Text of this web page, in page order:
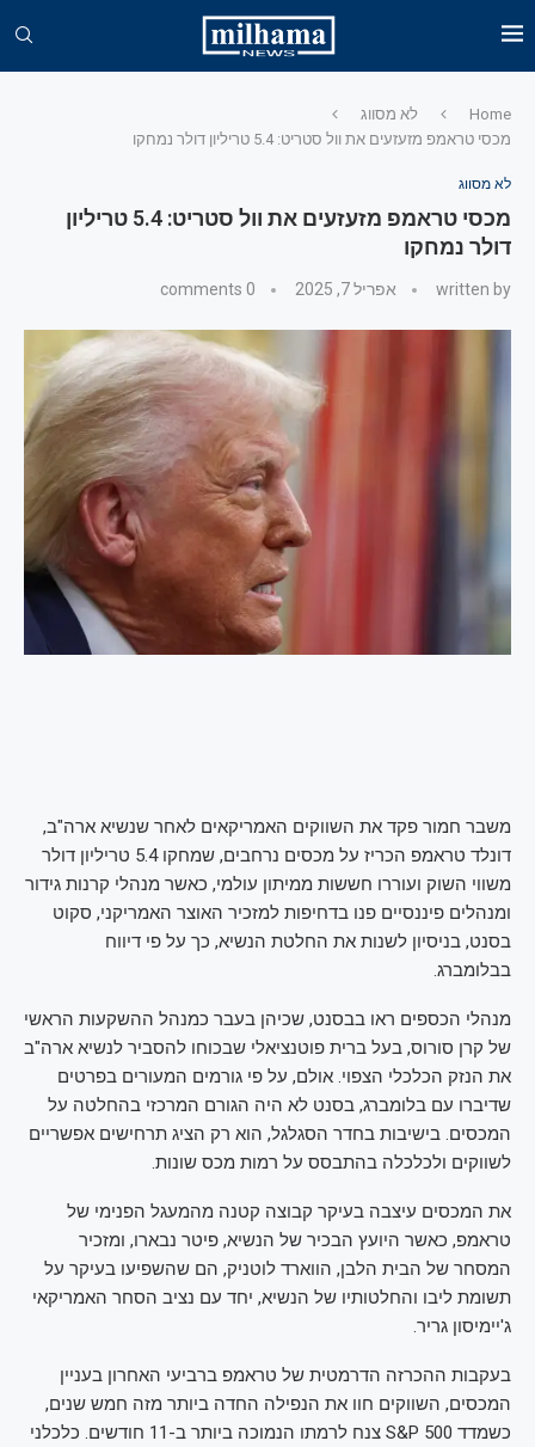
Home
לא מסווג
מכסי טראמפ מזעזעים את וול סטריט: 5.4 טריליון דולר נמחקו
לא מסווג
מכסי טראמפ מזעזעים את וול סטריט: 5.4 טריליון
דולר נמחקו
written by אפריל 7, 2025 0 comments
משבר חמור פקד את השווקים האמריקאים לאחר שנשיא ארה"ב,
דונלד טראמפ הכריז על מכסים נרחבים, שמחקו 5.4 טריליון דולר
משווי השוק ועוררו חששות ממיתון עולמי, כאשר מנהלי קרנות גידור
ומנהלים פיננסיים פנו בדחיפות למזכיר האוצר האמריקני, סקוט
בסנט, בניסיון לשנות את החלטת הנשיא, כך על פי דיווח
בבלומברג.
מנהלי הכספים ראו בבסנט, שכיהן בעבר כמנהל ההשקעות הראשי
של קרן סורוס, בעל ברית פוטנציאלי שבכוחו להסביר לנשיא ארה"ב
את הנזק הכלכלי הצפוי. אולם, על פי גורמים המעורים בפרטים
שדיברו עם בלומברג, בסנט לא היה הגורם המרכזי בהחלטה על
המכסים. בישיבות בחדר הסגלגל, הוא רק הציג תרחישים אפשריים
לשווקים ולכלכלה בהתבסס על רמות מכס שונות.
את המכסים עיצבה בעיקר קבוצה קטנה מהמעגל הפנימי של
טראמפ, כאשר היועץ הבכיר של הנשיא, פיטר נבארו, ומזכיר
המסחר של הבית הלבן, הווארד לוטניק, הם שהשפיעו בעיקר על
תשומת ליבו והחלטותיו של הנשיא, יחד עם נציב הסחר האמריקאי
ג'יימיסון גריר.
בעקבות ההכרזה הדרמטית של טראמפ ברביעי האחרון בעניין
המכסים, השווקים חוו את הנפילה החדה ביותר מזה חמש שנים,
כשמדד S&P 500 צנח לרמתו הנמוכה ביותר ב-11 חודשים. כלכלני